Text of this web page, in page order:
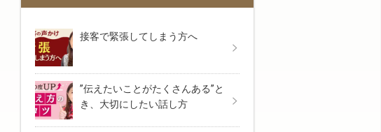
接客で緊張してしまう方へ
”伝えたいことがたくさんある”と
き、大切にしたい話し方